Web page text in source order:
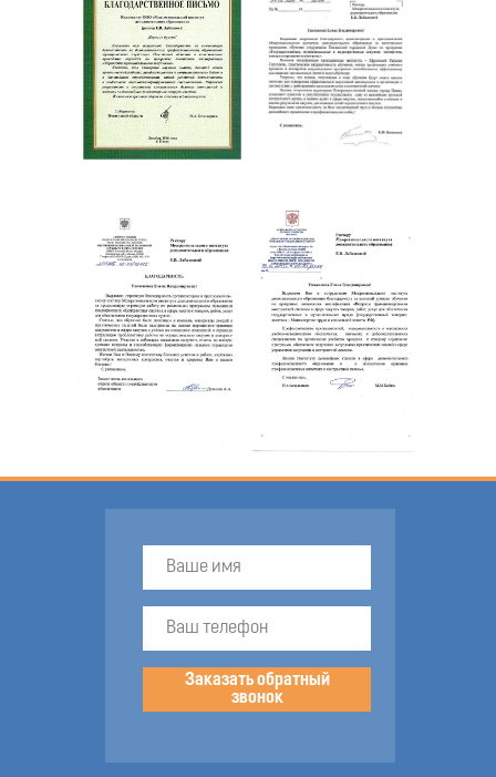
Заказать обратный
звонок